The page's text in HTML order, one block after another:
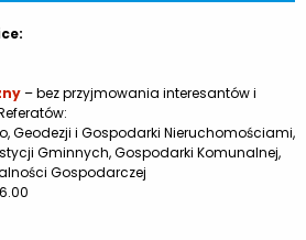
– bez przyjmowania interesantów i
Geodezji i Gospodarki Nieruchomościami,
Gminnych, Gospodarki Komunalnej,
Gospodarczej